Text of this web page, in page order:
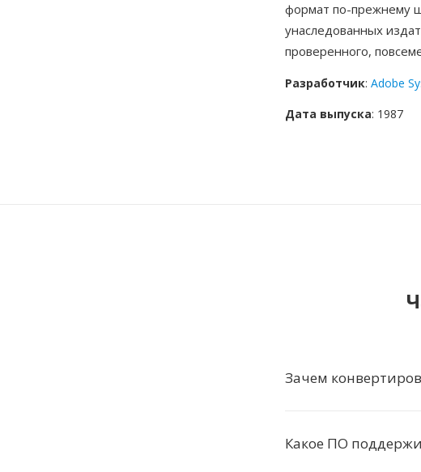
формат по-прежнему
унаследованных
проверенного,
Разработчик: Adobe
Дата выпуска: 1987
Зачем
Какое ПО